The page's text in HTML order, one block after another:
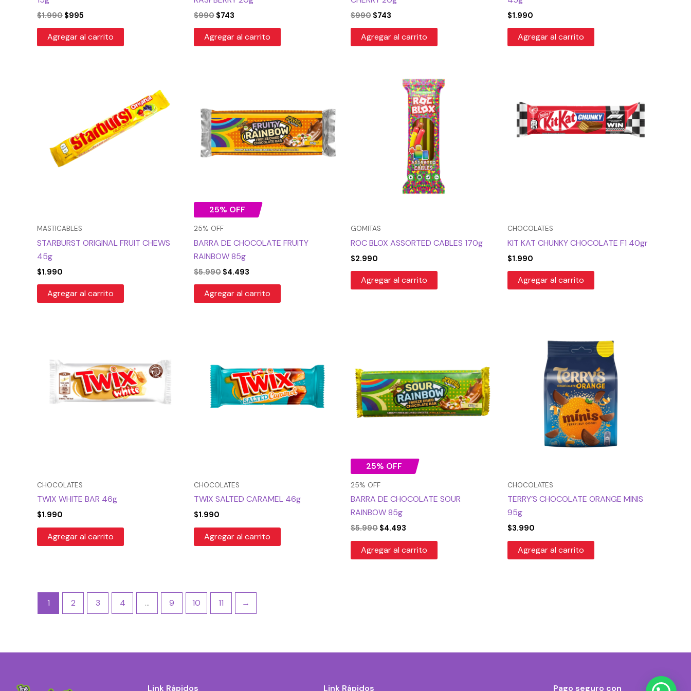
$1.990 $995
Agregar al carrito
$990 $743
Agregar al carrito
$990 $743
Agregar al carrito
$1.990
Agregar al carrito
MASTICABLES
STARBURST ORIGINAL FRUIT CHEWS
45g
$1.990
Agregar al carrito
25% OFF
25% OFF
BARRA DE CHOCOLATE FRUITY
RAINBOW 85g
$5.990
$5.990.
$4.493
$4.493.
Agregar al carrito
GOMITAS
ROC BLOX ASSORTED CABLES 170g
$2.990
Agregar al carrito
CHOCOLATES
KIT KAT CHUNKY CHOCOLATE F1 40gr
$1.990
Agregar al carrito
CHOCOLATES
TWIX WHITE BAR 46g
$1.990
Agregar al carrito
CHOCOLATES
TWIX SALTED CARAMEL 46g
$1.990
Agregar al carrito
25% OFF
25% OFF
BARRA DE CHOCOLATE SOUR
RAINBOW 85g
$5.990
$5.990.
$4.493
$4.493.
Agregar al carrito
CHOCOLATES
TERRY’S CHOCOLATE ORANGE MINIS
95g
$3.990
Agregar al carrito
1 2 3 4 … 9 10 11 →
Link Rápidos Link Rápidos Pago seguro con